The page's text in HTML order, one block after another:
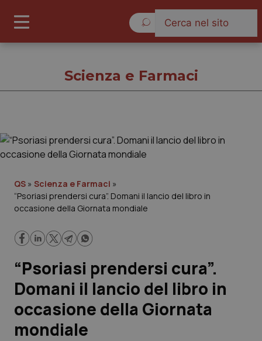
Governo e Parlamento
Regioni e Asl
Lavoro e Professioni
Scienza e Farmaci
Studi e Analisi
Scienza e Farmaci
QS » Scienza e Farmaci »
“Psoriasi prendersi cura”. Domani il lancio del libro in
occasione della Giornata mondiale
“Psoriasi prendersi cura”.
Domani il lancio del libro in
occasione della Giornata
mondiale